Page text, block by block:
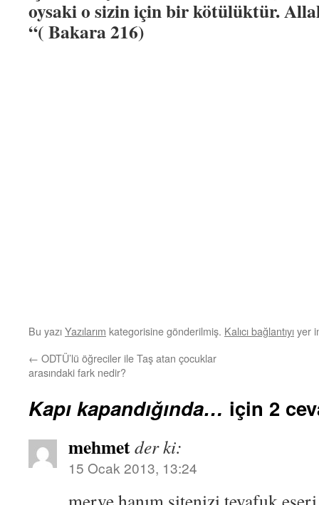
oysaki o sizin için bir kötülüktür.
“( Bakara 216)
Bu yazıYazılarım kategorisine gönderilmiş. Kalıcı bağlantıyıyer
← ODTÜ’lü öğreciler ile Taş atan çocuklar
arasındaki fark nedir?
Kapı kapandığında… için 2
mehmetder ki:
15 Ocak 2013, 13:24